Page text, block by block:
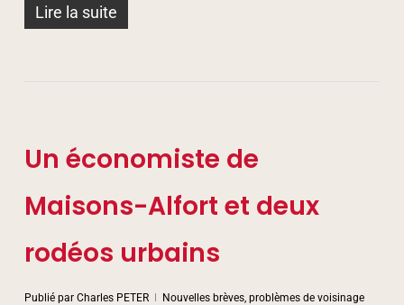
Lire la suite
Un économiste de
Maisons-Alfort et deux
rodéos urbains
Publié par Charles PETER Nouvelles brèves, problèmes de voisinage